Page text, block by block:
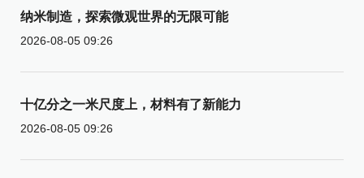
纳米制造，探索微观世界的无限可能
2026-08-05 09:26
十亿分之一米尺度上，材料有了新能力
2026-08-05 09:26